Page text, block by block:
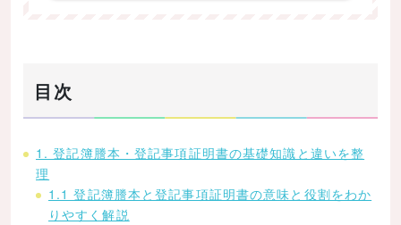
目次
1. 登記簿謄本・登記事項証明書の基礎知識と違いを整
理
1.1 登記簿謄本と登記事項証明書の意味と役割をわか
りやすく解説